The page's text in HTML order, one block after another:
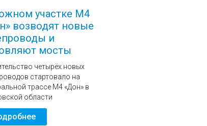
участке М4
возводят новые
и
мосты
четырёх новых
стартовало на
трассе М4 «Дон» в
области